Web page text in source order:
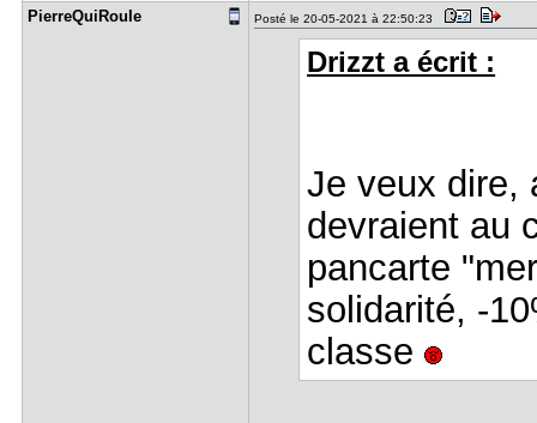
PierreQuiR​ouIe Posté le 20-05-2021 à 22:50:23
Drizzt a écrit :
Je veux dire,
devraient au
pancarte
solidarité, -
classe